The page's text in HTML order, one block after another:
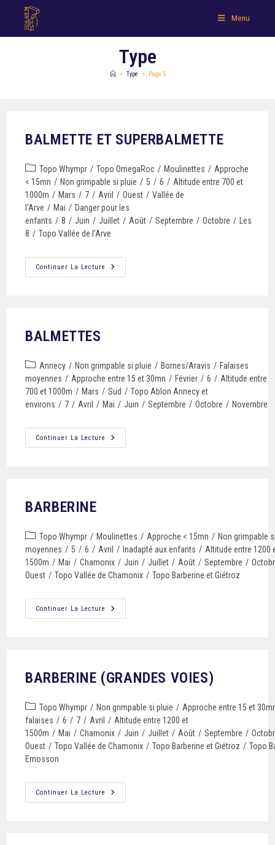
Menu
Type
> Type > Page 5
BALMETTE ET SUPERBALMETTE
Topo Whympr / Topo OmegaRoc / Moulinettes / Approche
< 15mn / Non grimpable si pluie / 5 / 6 / Altitude entre 700 et
1000m / Mars / 7 / Avril / Ouest / Vallée de
l'Arve / Mai / Danger pour les
enfants / 8 / Juin / Juillet / Août / Septembre / Octobre /
Les
8 / Topo Vallée de l'Arve
Continuer La Lecture
BALMETTES
Annecy / Non grimpable si pluie / Bornes/Aravis / Falaises
moyennes / Approche entre 15 et 30mn / Février / 6 / Altitude entre
700 et 1000m / Mars / Sud / Topo Ablon Annecy et
environs / 7 / Avril / Mai / Juin / Septembre / Octobre / Novembre
Continuer La Lecture
BARBERINE
Topo Whympr / Moulinettes / Approche < 15mn / Non grimpable
moyennes / 5 / 6 / Avril / Inadapté aux enfants / Altitude entre 1200
1500m / Mai / Chamonix / Juin / Juillet / Août / Septembre /
Ouest / Topo Vallée de Chamonix / Topo Barberine et Giétroz
Continuer La Lecture
BARBERINE (GRANDES VOIES)
Topo Whympr / Non grimpable si pluie / Approche entre 15 et
falaises / 6 / 7 / Avril / Altitude entre 1200 et
1500m / Mai / Chamonix / Juin / Juillet / Août / Septembre /
Ouest / Topo Vallée de Chamonix / Topo Barberine et Giétroz / Topo
Emosson
Continuer La Lecture